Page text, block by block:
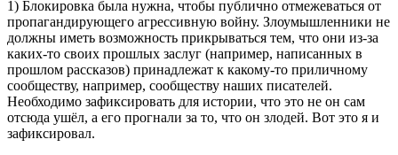
1) Блокировка была нужна, чтобы публично отмежеваться от
пропагандирующего агрессивную войну. Злоумышленники не
должны иметь возможность прикрываться тем, что они из-за
каких-то своих прошлых заслуг (например, написанных в
прошлом рассказов) принадлежат к какому-то приличному
сообществу, например, сообществу наших писателей.
Необходимо зафиксировать для истории, что это не он сам
отсюда ушёл, а его прогнали за то, что он злодей. Вот это я и
зафиксировал.